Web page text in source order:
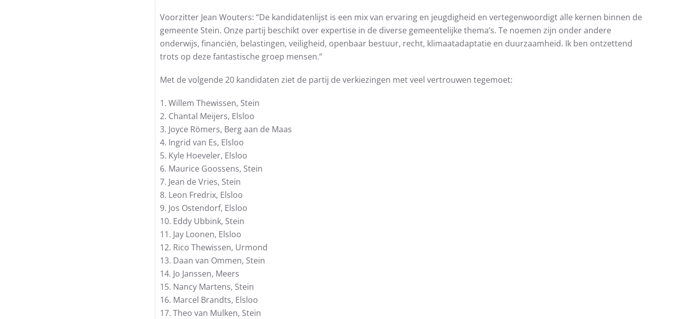
Voorzitter Jean Wouters: “De kandidatenlijst is een mix van ervaring en jeugdigheid en vertegenwoordigt alle kernen binnen de
gemeente Stein. Onze partij beschikt over expertise in de diverse gemeentelijke thema’s. Te noemen zijn onder andere
onderwijs, financiën, belastingen, veiligheid, openbaar bestuur, recht, klimaatadaptatie en duurzaamheid. Ik ben ontzettend
trots op deze fantastische groep mensen.”
Met de volgende 20 kandidaten ziet de partij de verkiezingen met veel vertrouwen tegemoet:
1. Willem Thewissen, Stein
2. Chantal Meijers, Elsloo
3. Joyce Römers, Berg aan de Maas
4. Ingrid van Es, Elsloo
5. Kyle Hoeveler, Elsloo
6. Maurice Goossens, Stein
7. Jean de Vries, Stein
8. Leon Fredrix, Elsloo
9. Jos Ostendorf, Elsloo
10. Eddy Ubbink, Stein
11. Jay Loonen, Elsloo
12. Rico Thewissen, Urmond
13. Daan van Ommen, Stein
14. Jo Janssen, Meers
15. Nancy Martens, Stein
16. Marcel Brandts, Elsloo
17. Theo van Mulken, Stein